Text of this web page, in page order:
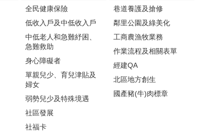
全民健康保險
低收入戶及中低收入戶
中低老人和急難紓困、
急難救助
身心障礙者
單親兒少、育兒津貼及
婦女
弱勢兒少及特殊境遇
社區發展
社福卡
巷道養護及搶修
鄰里公園及綠美化
工商農漁牧業務
作業流程及相關表單
經建QA
北區地方創生
國產豬(牛)肉標章